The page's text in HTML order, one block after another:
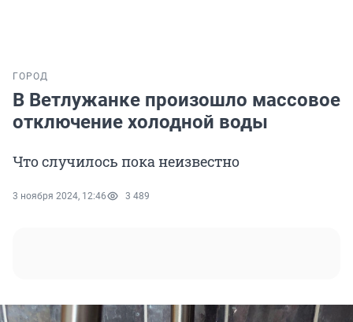
ГОРОД
В Ветлужанке произошло массовое
отключение холодной воды
Что случилось пока неизвестно
3 ноября 2024, 12:46 3 489